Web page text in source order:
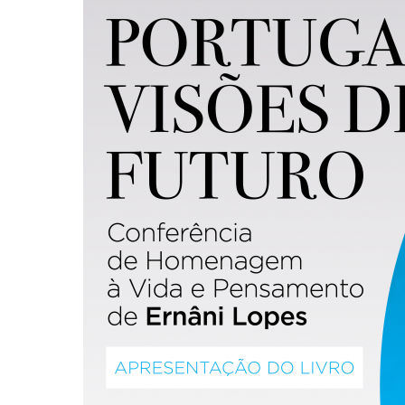
Research Centre of the Institute for
Political Studies
Centre for European Studies